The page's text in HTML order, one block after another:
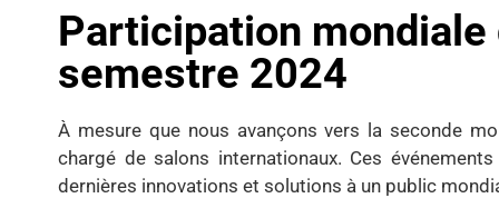
Participation mondiale
semestre 2024
À mesure que nous avançons vers la seconde
chargé de salons internationaux. Ces
dernières innovations et solutions à un public